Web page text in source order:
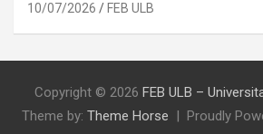
10/07/2026 FEB ULB
Copyright © 2026 FEB ULB –
Theme by: Theme Horse Proudly